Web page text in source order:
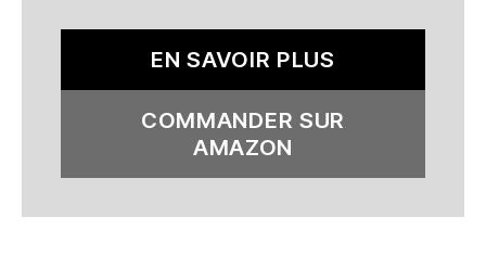
EN SAVOIR PLUS
COMMANDER SUR
AMAZON